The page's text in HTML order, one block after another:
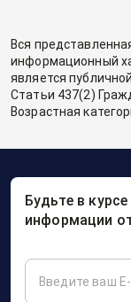
Вся
информационный
является
Статьи 437(2)
Возрастная
Будьте в
информации